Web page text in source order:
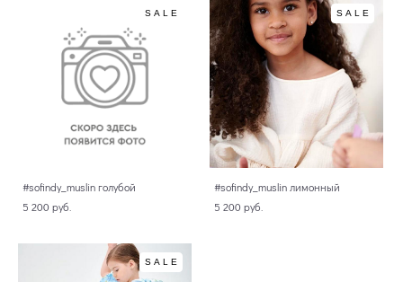
SALE
#sofindy_muslin голубой
5 200 pуб.
SALE
#sofindy_muslin лимонный
5 200 pуб.
SALE